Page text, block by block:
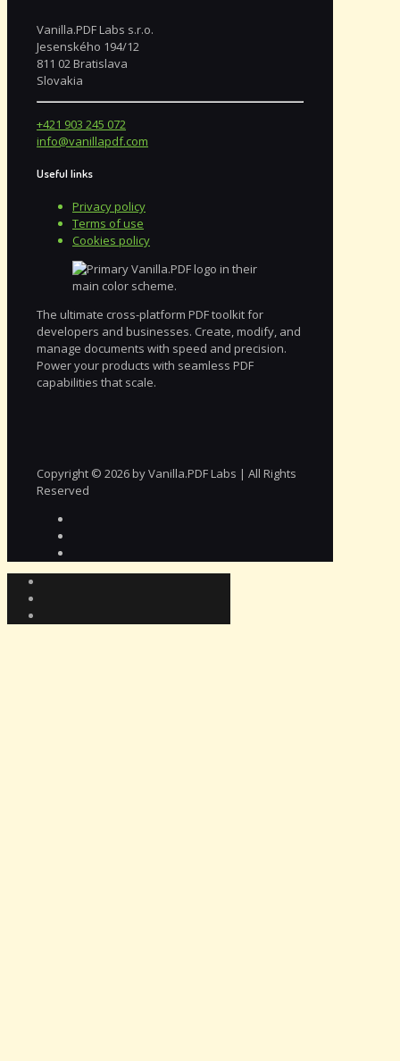
Vanilla.PDF Labs s.r.o.
Jesenského 194/12
811 02 Bratislava
Slovakia
+421 903 245 072
info@vanillapdf.com
Useful links
Privacy policy
Terms of use
Cookies policy
The ultimate cross-platform PDF toolkit for
developers and businesses. Create, modify, and
manage documents with speed and precision.
Power your products with seamless PDF
capabilities that scale.
Copyright © 2026 by Vanilla.PDF Labs | All Rights
Reserved